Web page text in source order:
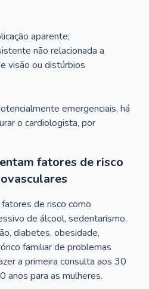
aparente;
não relacionada a
visão ou distúrbios
emergenciais, há
o cardiologista, por
fatores de risco
de risco como
de álcool, sedentarismo,
diabetes, obesidade,
familiar de problemas
a primeira consulta aos 30
anos para as mulheres.